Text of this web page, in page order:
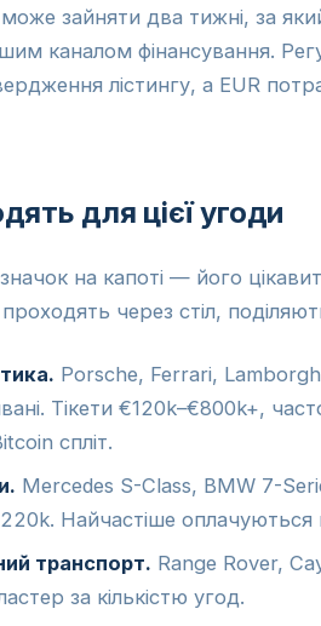
зайняти два тижні, за
каналом фінансування.
лістингу, а EUR
для цієї угоди
на капоті — його
через стіл,
Porsche, Ferrari,
Тікети €120k–€800k+,
спліт.
Mercedes S-Class, BMW 7-
Найчастіше оплачуються
транспорт. Range Rover,
за кількістю угод.